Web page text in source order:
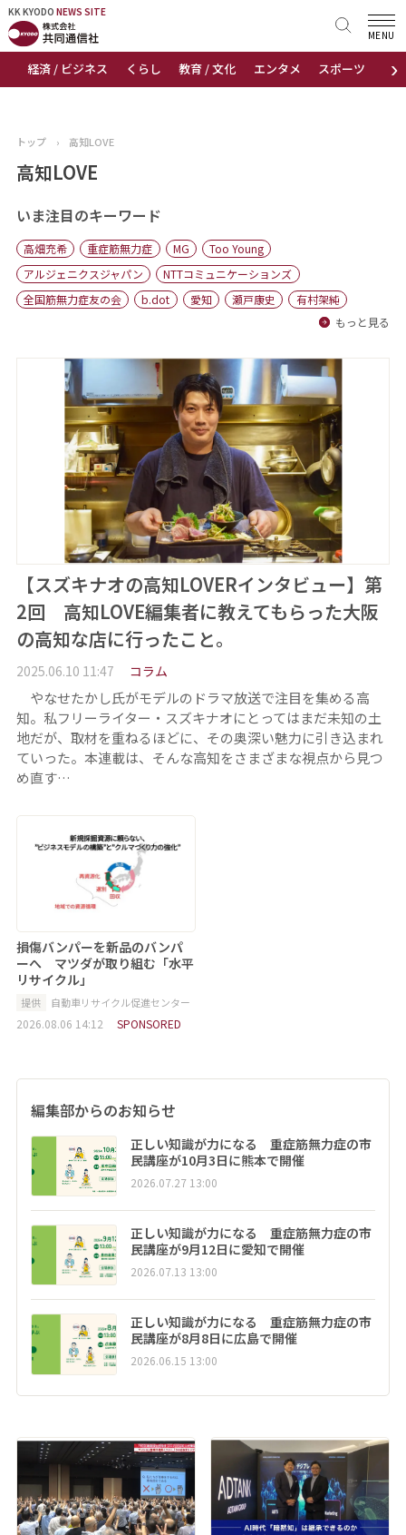
KK KYODO NEWS SITE
›
経済 / ビジネス くらし 教育 / 文化 エンタメ スポーツ 地域
MENU
KK KYODONEWS SITE
トップページ
ニュース
おすすめコンテンツ
出版物
会社概要
トップ › 高知LOVE
高知LOVE
いま注目のキーワード
高畑充希 重症筋無力症 MG
Too Young
アルジェニクスジャパン
NTTコミュニケーションズ
全国筋無力症友の会
b.dot 愛知 瀬戸康史
有村架純
もっと見る
【スズキナオの高知LOVERインタビュー】第
2回 高知LOVE編集者に教えてもらった大阪
の高知な店に行ったこと。
2025.06.10 11:47 コラム
やなせたかし氏がモデルのドラマ放送で注目を集める高
知。私フリーライター・スズキナオにとってはまだ未知の土
地だが、取材を重ねるほどに、その奥深い魅力に引き込まれ
ていった。本連載は、そんな高知をさまざまな視点から見つ
め直す…
損傷バンパーを新品のバンパ
ーへ マツダが取り組む「水平
リサイクル」
提供 自動車リサイクル促進センター
2026.08.06 14:12 SPONSORED
編集部からのお知らせ
正しい知識が力になる 重症筋無力症の市
民講座が10月3日に熊本で開催
2026.07.27 13:00
正しい知識が力になる 重症筋無力症の市
民講座が9月12日に愛知で開催
2026.07.13 13:00
正しい知識が力になる 重症筋無力症の市
民講座が8月8日に広島で開催
2026.06.15 13:00